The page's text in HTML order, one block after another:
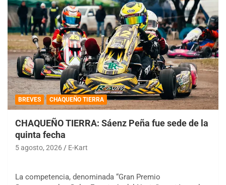
BREVES CHAQUEÑO TIERRA
CHAQUEÑO TIERRA: Sáenz Peña fue sede de la
quinta fecha
5 agosto, 2026 E-Kart
La competencia, denominada “Gran Premio